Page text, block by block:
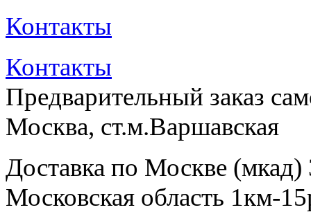
Контакты
Контакты
Предварительный заказ
Москва, ст.м.Варшавская
Доставка по Москве (мкад)
Московская область 1км-